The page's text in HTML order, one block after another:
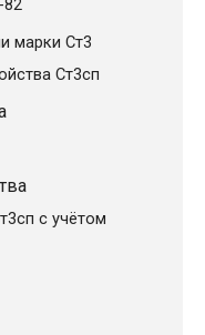
82
марки Ст3
Ст3сп
с учётом